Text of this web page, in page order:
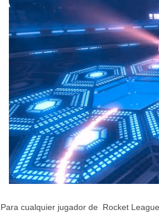
Para cualquier jugador de Rocket